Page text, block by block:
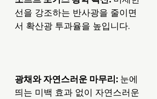
선을 강조하는 반사광을 줄이면
서 확산광 투과율을 높입니다.
광채와 자연스러운 마무리: 눈에
띄는 미백 효과 없이 자연스러운